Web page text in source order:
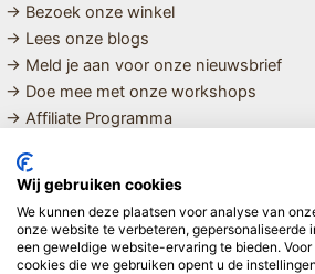
→ Bezoek onze winkel
→ Lees onze blogs
→ Meld je aan voor onze nieuwsbrief
→ Doe mee met onze workshops
→ Affiliate Programma
MET LIEFDE SAMENGESTELDE
BIOLOGISCHE EN DUURZAME
GEZIN
Wij gebruiken cookies
We kunnen deze plaatsen voor analyse van
onze website te verbeteren, gepersonaliseerde
een geweldige website-ervaring te bieden.
cookies die we gebruiken opent u de